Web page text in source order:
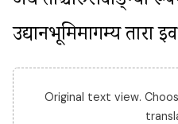
उद्यानभूमिमागम्य तारा
Original text view.